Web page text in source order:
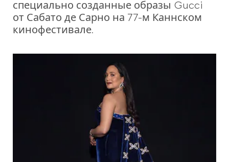
специально созданные образы Gucci
от Сабато де Сарно на 77-м Каннском
кинофестивале.